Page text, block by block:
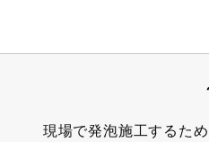
現場で発泡施工するた